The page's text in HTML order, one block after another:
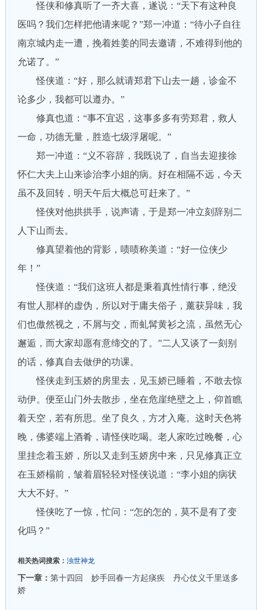
怪侠和修真听了一齐大喜，遂说：“天下有这种良
医吗？我们怎样把他请来呢？”郑一冲道：“待小子自往
南京城内走一遭，挽着姓姜的同去邀请，不难得到他的
允诺了。”
怪侠道：“好，那么就请郑君下山去一趟，诊金不
论多少，我都可以遵办。”
修真也道：“事不宜迟，这事多多有劳郑君，救人
一命，功德无量，胜造七级浮屠呢。”
郑一冲道：“义不容辞，我既说了，自当去迎接徐
怀仁大夫上山来诊治李小姐的病。好在相隔不远，今天
虽不及回转，明天午后大概总可赶来了。”
怪侠对他拱拱手，说声请，于是郑一冲立刻辞别二
人下山而去。
修真望着他的背影，啧啧称美道：“好一位侠少
年！”
怪侠道：“我们这班人都是秉着真性情行事，绝没
有世人那样的虚伪，所以对于庸夫俗子，薰获异味，我
们也傲然视之，不屑与交，而虬髯黄衫之流，虽然无心
邂逅，而大家却愿有意缔交的了。”二人又谈了一刻别
的话，修真自去做伊的功课。
怪侠走到玉娇的房里去，见玉娇已睡着，不敢去惊
动伊。便至山门外去散步，坐在危崖绝壁之上，仰首瞧
着天空，若有所思。坐了良久，方才入庵。这时天色将
晚，佛婆端上酒肴，请怪侠吃喝。老人家吃过晚餐，心
里挂念着玉娇，所以又走到玉娇房中来，只见修真正立
在玉娇榻前，皱着眉轻轻对怪侠说道：“李小姐的病状
大大不好。”
怪侠吃了一惊，忙问：“怎的怎的，莫不是有了变
化吗？”
相关热词搜索： 浊世神龙
下一章： 第十四回 妙手回春一方起痰疾 丹心仗义千里送多
娇